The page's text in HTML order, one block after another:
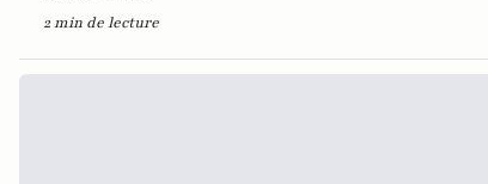
2 min de lecture